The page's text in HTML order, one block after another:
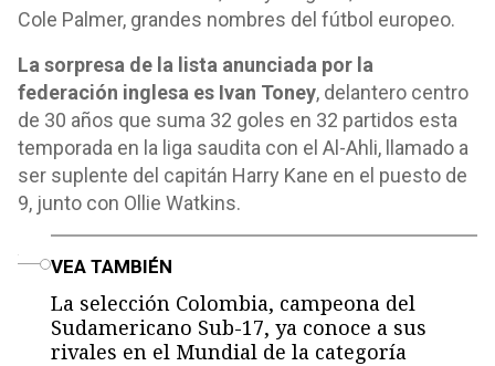
Cole Palmer, grandes nombres del fútbol europeo.
La sorpresa de la lista anunciada por la
federación inglesa es Ivan Toney, delantero centro
de 30 años que suma 32 goles en 32 partidos esta
temporada en la liga saudita con el Al-Ahli, llamado a
ser suplente del capitán Harry Kane en el puesto de
9, junto con Ollie Watkins.
VEA TAMBIÉN
La selección Colombia, campeona del
Sudamericano Sub-17, ya conoce a sus
rivales en el Mundial de la categoría